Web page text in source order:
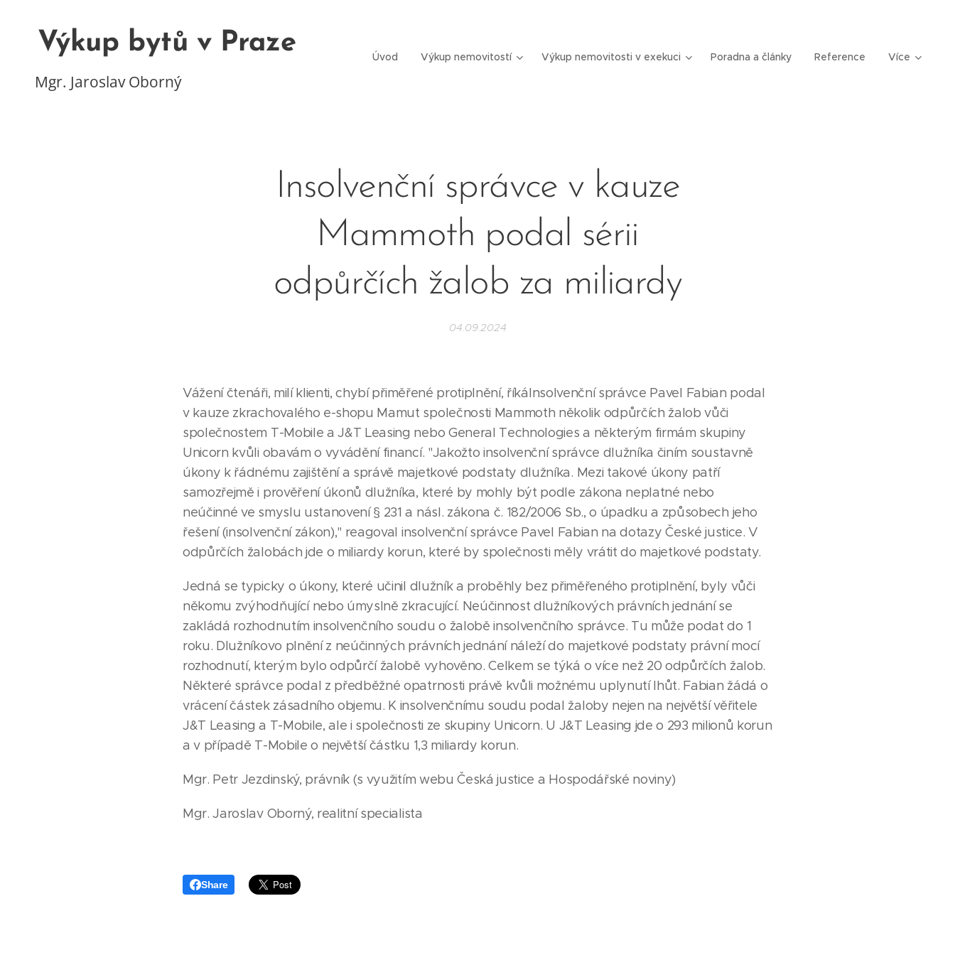
Výkup bytů v Praze
Mgr. Jaroslav Oborný
Úvod Výkup nemovitostí Výkup nemovitosti v exekuci Poradna a články Reference Více
Insolvenční správce v kauze
Mammoth podal sérii
odpůrčích žalob za miliardy
04.09.2024
Vážení čtenáři, milí klienti, chybí přiměřené protiplnění, říkáInsolvenční správce Pavel Fabian podal
v kauze zkrachovalého e-shopu Mamut společnosti Mammoth několik odpůrčích žalob vůči
společnostem T-Mobile a J&T Leasing nebo General Technologies a některým firmám skupiny
Unicorn kvůli obavám o vyvádění financí. "Jakožto insolvenční správce dlužníka činím soustavně
úkony k řádnému zajištění a správě majetkové podstaty dlužníka. Mezi takové úkony patří
samozřejmě i prověření úkonů dlužníka, které by mohly být podle zákona neplatné nebo
neúčinné ve smyslu ustanovení § 231 a násl. zákona č. 182/2006 Sb., o úpadku a způsobech jeho
řešení (insolvenční zákon)," reagoval insolvenční správce Pavel Fabian na dotazy České justice. V
odpůrčích žalobách jde o miliardy korun, které by společnosti měly vrátit do majetkové podstaty.
Jedná se typicky o úkony, které učinil dlužník a proběhly bez přiměřeného protiplnění, byly vůči
někomu zvýhodňující nebo úmyslně zkracující. Neúčinnost dlužníkových právních jednání se
zakládá rozhodnutím insolvenčního soudu o žalobě insolvenčního správce. Tu může podat do 1
roku. Dlužníkovo plnění z neúčinných právních jednání náleží do majetkové podstaty právní mocí
rozhodnutí, kterým bylo odpůrčí žalobě vyhověno. Celkem se týká o více než 20 odpůrčích žalob.
Některé správce podal z předběžné opatrnosti právě kvůli možnému uplynutí lhůt. Fabian žádá o
vrácení částek zásadního objemu. K insolvenčnímu soudu podal žaloby nejen na největší věřitele
J&T Leasing a T-Mobile, ale i společnosti ze skupiny Unicorn. U J&T Leasing jde o 293 milionů korun
a v případě T-Mobile o největší částku 1,3 miliardy korun.
Mgr. Petr Jezdinský, právník (s využitím webu Česká justice a Hospodářské noviny)
Mgr. Jaroslav Oborný, realitní specialista
Share